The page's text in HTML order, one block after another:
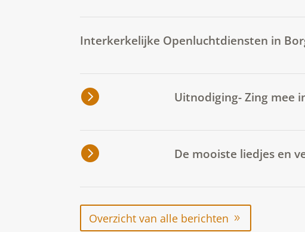
Interkerkelijke Openluchtdiensten in
Uitnodiging- Zing mee
De mooiste liedjes en
Overzicht van alle berichten